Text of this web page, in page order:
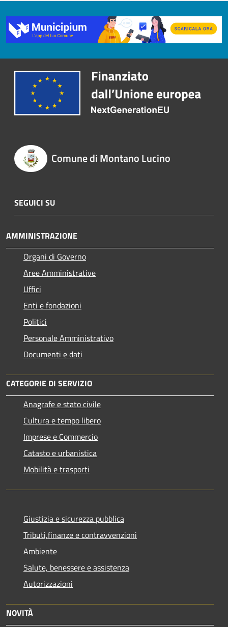
Comune di Montano Lucino
SEGUICI SU
AMMINISTRAZIONE
Organi di Governo
Aree Amministrative
Uffici
Enti e fondazioni
Politici
Personale Amministrativo
Documenti e dati
CATEGORIE DI SERVIZIO
Anagrafe e stato civile
Cultura e tempo libero
Imprese e Commercio
Catasto e urbanistica
Mobilità e trasporti
Giustizia e sicurezza pubblica
Tributi,finanze e contravvenzioni
Ambiente
Salute, benessere e assistenza
Autorizzazioni
NOVITÀ